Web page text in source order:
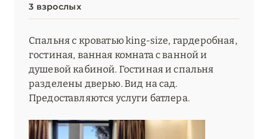
3 взрослых
Спальня с кроватью king-size, гардеробная,
гостиная, ванная комната с ванной и
душевой кабиной. Гостиная и спальня
разделены дверью. Вид на сад.
Предоставляются услуги батлера.